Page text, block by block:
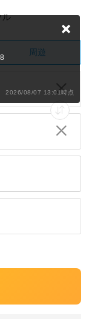
ル
周遊
2026/08/07 13:01時点